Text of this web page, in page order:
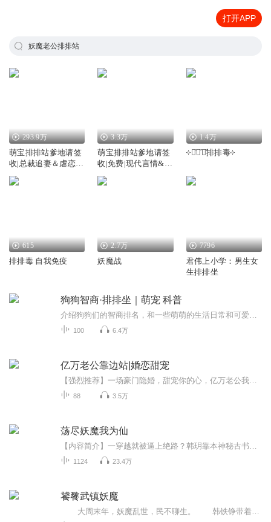
打开APP
妖魔老公排排站
293.9万
萌宝排排站爹地请签
收|总裁追妻＆虐恋情
深|多人有声
3.3万
萌宝排排站爹地请签
收|免费|现代言情&虐
恋&妈咪&霸道&萌宝
&都市
1.4万
༓轻̌断̌食̌排排毒༓
615
排排毒 自我免疫
2.7万
妖魔战
7796
君伟上小学：男生女
生排排坐
狗狗智商·排排坐｜萌宠 科普
100 6.4万
亿万老公靠边站|婚恋甜宠
88 3.5万
荡尽妖魔我为仙
1124 23.4万
饕餮武镇妖魔